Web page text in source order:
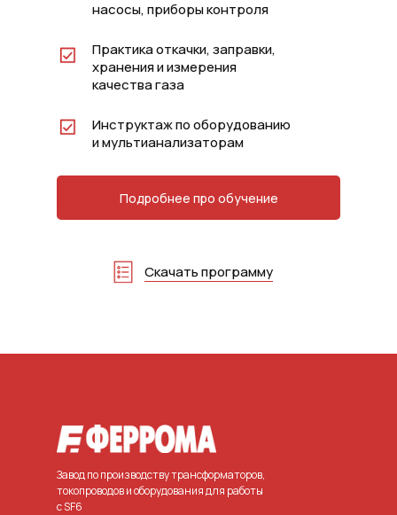
Практика откачки, заправки,
хранения и измерения
качества газа
Инструктаж по оборудованию
и мультианализаторам
насосы, приборы контроля
Подробнее про обучение
Скачать программу
Завод по производству трансформаторов,
токопроводов и оборудования для работы
с SF6